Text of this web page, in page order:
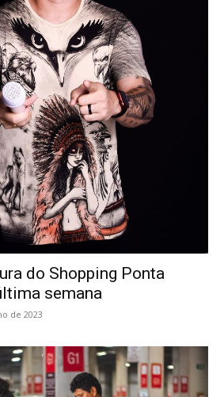
do Shopping Ponta
semana
de 2023